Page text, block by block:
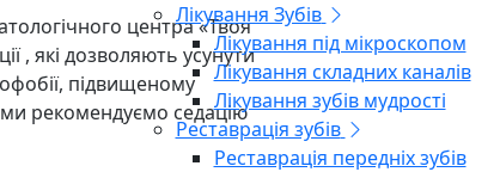
Лікування Зубів
Лікування під мікроскопом
Лікування складних каналів
Лікування зубів мудрості
Реставрація зубів
Реставрація передніх зубів
центра «Твоя
, які дозволяють усунути
підвищеному
рекомендуємо седацію